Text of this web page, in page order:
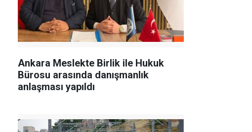
Ankara Meslekte Birlik ile Hukuk
Bürosu arasında danışmanlık
anlaşması yapıldı